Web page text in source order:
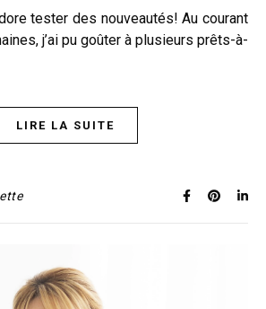
j’ai pu goûter à plusieurs prêts-à-
LIRE LA SUITE